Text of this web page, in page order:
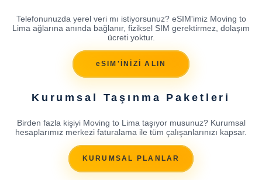
Telefonunuzda yerel veri mı istiyorsunuz? eSIM'imiz Moving to
Lima ağlarına anında bağlanır, fiziksel SIM gerektirmez, dolaşım
ücreti yoktur.
eSIM'İNİZİ ALIN
Kurumsal Taşınma Paketleri
Birden fazla kişiyi Moving to Lima taşıyor musunuz? Kurumsal
hesaplarımız merkezi faturalama ile tüm çalışanlarınızı kapsar.
KURUMSAL PLANLAR